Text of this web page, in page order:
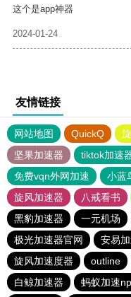
这个是app神器
2024-01-24
友情链接
网站地图 QuickQ
坚果加速器
tiktok加速
免费vqn外网加速
小蓝
旋风加速器
八戒看书
黑豹加速器
一元机场
极光加速器官网
安易
旋风加速度器
outline
白鲸加速器
蚂蚁加速